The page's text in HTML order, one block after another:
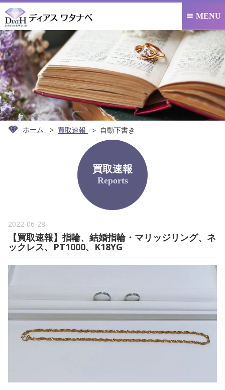
 MENU
ホーム 買取速報 自動下書き
買取速報
Reports
2022-06-28
【買取速報】指輪、結婚指輪・マリッジリング、ネ
ックレス、PT1000、K18YG